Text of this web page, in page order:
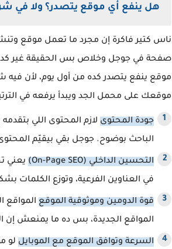
هل ينفع أي موقع يتصدر؟ ولا في
ناس كتير فاكرة إن مجرد ما تعمل موقع
صفحة في جوجل وخلاص بس الحقيقة غير
موقع ينفع يتصدر كده من أول يوم، لأن
موقعك على محمل الجد ويبدأ يرفعه في
جودة المحتوى لازم المحتوى اللي
الباحث بوضوح. جوجل بقي بيقيّم
التحسين الداخلي (On-Page SEO)
يعني
في العناوين الفرعية، وتوزع الكلمات
قوة الدومين وموثوقية الموقع المواقع
المواقع الجديدة، بس ده ما يمنعش
السرعة وتوافق الموقع مع الموبايل لو